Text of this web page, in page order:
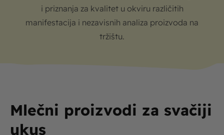
i priznanja za kvalitet u okviru različitih
manifestacija i nezavisnih analiza proizvoda na
tržištu.
Mlečni proizvodi za svačiji
ukus